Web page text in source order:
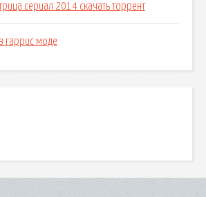
сериал 2014 скачать торрент
гаррис моде